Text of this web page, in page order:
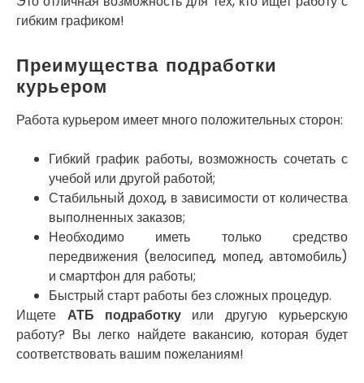
гибким графиком!
Преимущества подработки
курьером
Работа курьером имеет много положительных сторон:
Гибкий график работы, возможность сочетать с
учебой или другой работой;
Стабильный доход, в зависимости от количества
выполненных заказов;
Необходимо иметь только средство
передвижения (велосипед, мопед, автомобиль)
и смартфон для работы;
Быстрый старт работы без сложных процедур.
Ищете АТБ подработкуили другую курьерскую
работу? Вы легко найдете вакансию, которая будет
соответствовать вашим пожеланиям!
Покров
Полтава
Путивль
Пятихатки
Раздельная
Рени
Ромны
Ровно
Рудное
Самбор
Счастливое
Шепетовка
Шостка
Шпола
Синельниково
Славута
Славутич
Слобожанское